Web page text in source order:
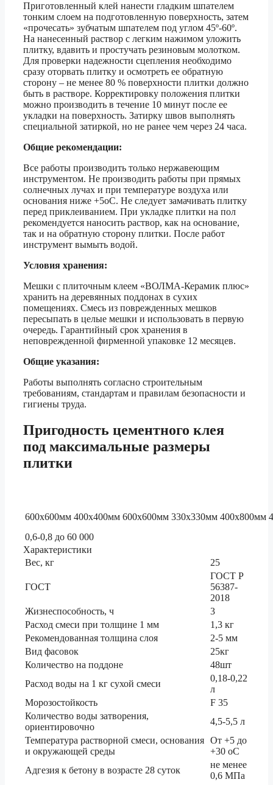
Приготовленный клей нанести гладким шпателем
тонким слоем на подготовленную поверхность, затем
«прочесать» зубчатым шпателем под углом 45º-60º.
На нанесенный раствор с легким нажимом уложить
плитку, вдавить и простучать резиновым молотком.
Для проверки надежности сцепления необходимо
сразу оторвать плитку и осмотреть ее обратную
сторону – не менее 80 % поверхности плитки должно
быть в растворе. Корректировку положения плитки
можно производить в течение 10 минут после ее
укладки на поверхность. Затирку швов выполнять
специальной затиркой, но не ранее чем через 24 часа.
Общие рекомендации:
Все работы производить только нержавеющим
инструментом. Не производить работы при прямых
солнечных лучах и при температуре воздуха или
основания ниже +5оС. Не следует замачивать плитку
перед приклеиванием. При укладке плитки на пол
рекомендуется наносить раствор, как на основание,
так и на обратную сторону плитки. После работ
инструмент вымыть водой.
Условия хранения:
Мешки с плиточным клеем «ВОЛМА-Керамик плюс»
хранить на деревянных поддонах в сухих
помещениях. Смесь из поврежденных мешков
пересыпать в целые мешки и использовать в первую
очередь. Гарантийный срок хранения в
неповрежденной фирменной упаковке 12 месяцев.
Общие указания:
Работы выполнять согласно строительным
требованиям, стандартам и правилам безопасности и
гигиены труда.
Пригодность цементного клея
под максимальные размеры
плитки
600х600мм 400х400мм 600х600мм 330х330мм 400х800мм
0,6-0,8 до 60 000
Характеристики
Вес, кг
25
ГОСТ
ГОСТ Р
56387-
2018
Жизнеспособность, ч
3
Расход смеси при толщине 1 мм
1,3 кг
Рекомендованная толщина слоя
2-5 мм
Вид фасовок
25кг
Количество на поддоне
48шт
Расход воды на 1 кг сухой смеси
0,18-0,22
л
Морозостойкость
F 35
Количество воды затворения,
ориентировочно
4,5-5,5 л
Температура растворной смеси, основания
и окружающей среды
От +5 до
+30 оС
Адгезия к бетону в возрасте 28 суток
не менее
0,6 МПа